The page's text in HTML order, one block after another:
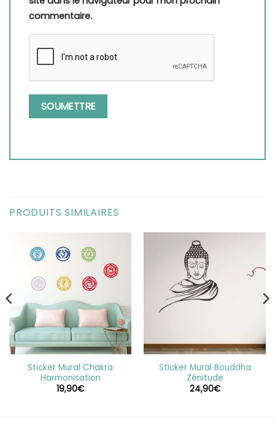
commentaire.
PRODUITS SIMILAIRES
Sticker Mural Chakra
Harmonisation
19,90€
Sticker Mural Bouddha
Zénitude
24,90€